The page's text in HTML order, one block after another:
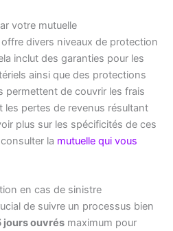
votre mutuelle
offre divers niveaux de protection
inclut des garanties pour les
ainsi que des protections
permettent de couvrir les frais
les pertes de revenus résultant
plus sur les spécificités de ces
la mutuelle qui vous
en cas de sinistre
de suivre un processus bien
jours ouvrés maximum pour